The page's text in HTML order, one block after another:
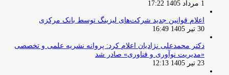
1 مرداد 1405 17:22
اعلام قوانین جدید شرکت‌های لیزینگ توسط بانک مرکزی
30 تیر 1405 16:49
دکتر محمدعلی نژادیان اعلام کرد: پروانه نشریه علمی و تخصصی
«مدیریت نوآوری و فناوری» صادر شد
23 تیر 1405 12:13